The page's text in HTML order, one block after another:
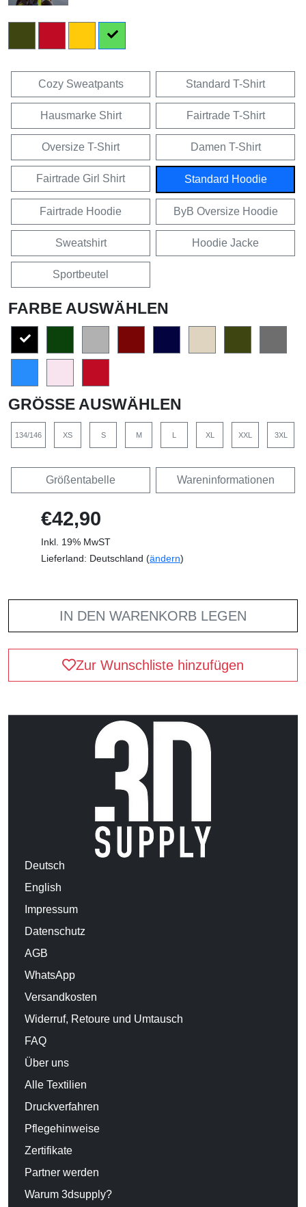
Cozy Sweatpants Standard T-Shirt
Hausmarke Shirt Fairtrade T-Shirt
Oversize T-Shirt Damen T-Shirt
Fairtrade Girl Shirt Standard Hoodie
Fairtrade Hoodie ByB Oversize Hoodie
Sweatshirt Hoodie Jacke
Sportbeutel
FARBE AUSWÄHLEN
GRÖSSE AUSWÄHLEN
134/146 XS S M XL XXL 3XL
Größentabelle Wareninformationen
€42,90
Inkl. 19% MwST
Lieferland: Deutschland (ändern)
IN DEN WARENKORB LEGEN
Zur Wunschliste hinzufügen
Deutsch
English
Impressum
Datenschutz
AGB
WhatsApp
Versandkosten
Widerruf, Retoure und Umtausch
FAQ
Über uns
Alle Textilien
Druckverfahren
Pflegehinweise
Zertifikate
Partner werden
Warum 3dsupply?